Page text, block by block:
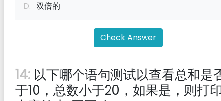
D. 双倍的
Check Answer
14: 以下哪个语句测试以查看总和是
于10，总数小于20，如果是，则打